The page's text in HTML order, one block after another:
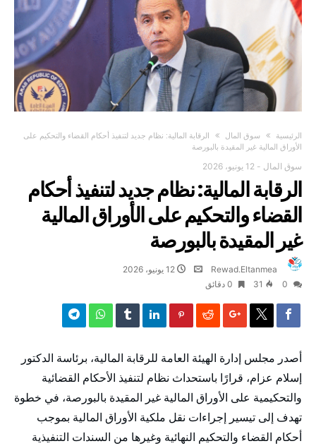
‫الرئيسية‬ سوق المال
الرقابة المالية: نظام جديد لتنفيذ أحكام القضاء والتحكيم على
الأوراق المالية غير المقيدة بالبورصة
سوق المال - 12 يونيو، 2026
الرقابة المالية: نظام جديد لتنفيذ أحكام
القضاء والتحكيم على الأوراق المالية
غير المقيدة بالبورصة
Rewad.Eltanmea
12 يونيو، 2026
31 0 ‫دقائق‬
أصدر مجلس إدارة الهيئة العامة للرقابة المالية، برئاسة الدكتور
إسلام عزام، قرارًا باستحداث نظام لتنفيذ الأحكام القضائية
والتحكيمية على الأوراق المالية غير المقيدة بالبورصة، في خطوة
تهدف إلى تيسير إجراءات نقل ملكية الأوراق المالية بموجب
أحكام القضاء والتحكيم النهائية وغيرها من السندات التنفيذية